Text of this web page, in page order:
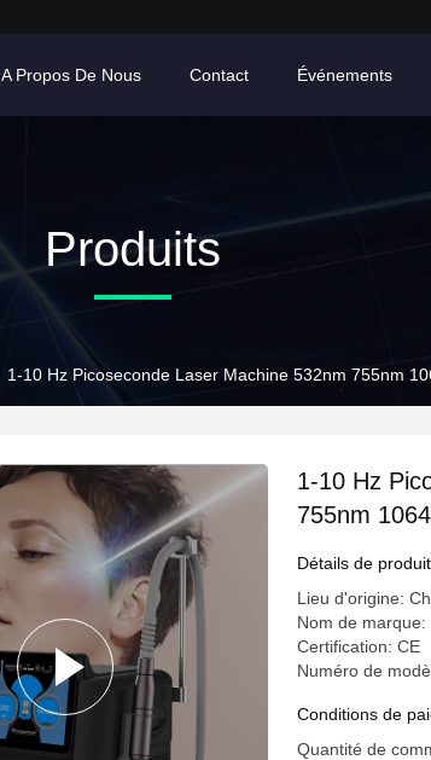
A Propos De Nous Contact Événements
Produits
1-10 Hz Picoseconde Laser Machine 532nm 755nm
1-10 Hz
755nm
Détails de produit
Lieu d'origine:
Nom de marque:
Certification: CE
Numéro de
Conditions de
Quantité de